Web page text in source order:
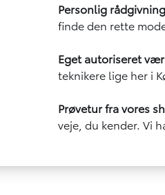
Personlig
finde den rette
Eget autoriseret
teknikere lige her i
Prøvetur fra vores
veje, du kender. Vi